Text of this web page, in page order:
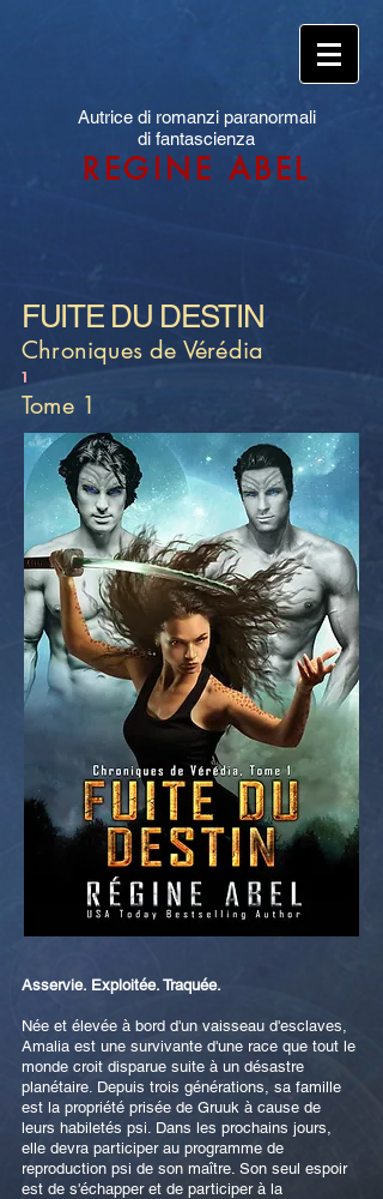
Autrice di romanzi paranormali
di fantascienza
REGINE ABEL
FUITE DU DESTIN
Chroniques de Vérédia
1
Tome 1
Asservie. Exploitée. Traquée.
Née et élevée à bord d'un vaisseau d'esclaves,
Amalia est une survivante d'une race que tout le
monde croit disparue suite à un désastre
planétaire. Depuis trois générations, sa famille
est la propriété prisée de Gruuk à cause de
leurs habiletés psi. Dans les prochains jours,
elle devra participer au programme de
reproduction psi de son maître. Son seul espoir
est de s'échapper et de participer à la